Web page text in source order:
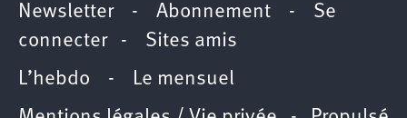
Newsletter- Abonnement - Se
connecter- Sites amis
L’hebdo -
Le mensuel